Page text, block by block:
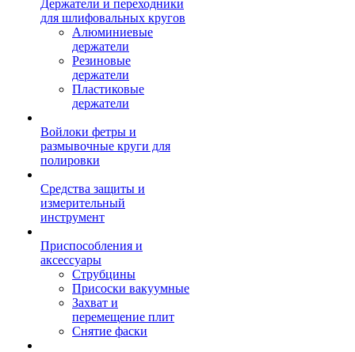
Держатели и переходники
для шлифовальных кругов
Алюминиевые
держатели
Резиновые
держатели
Пластиковые
держатели
Войлоки фетры и
размывочные круги для
полировки
Средства защиты и
измерительный
инструмент
Приспособления и
аксессуары
Струбцины
Присоски вакуумные
Захват и
перемещение плит
Снятие фаски